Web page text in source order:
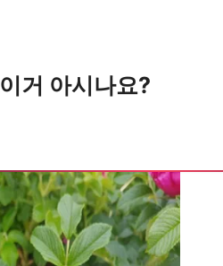
이거 아시나요?